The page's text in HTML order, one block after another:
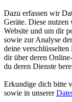
Dazu erfassen wir
Geräte. Diese
Website und um dir
sowie zur Analyse
deine
dir über deren
du deren Dienste
Erkundige dich bitte
sowie in unserer